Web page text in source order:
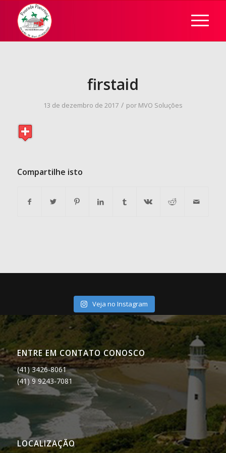
firstaid
13 de dezembro de 2017 / por MVO Soluções
Compartilhe isto
Veja no Instagram
ENTRE EM CONTATO CONOSCO
(41) 3426-8061
(41) 9 9243-7081
LOCALIZAÇÃO